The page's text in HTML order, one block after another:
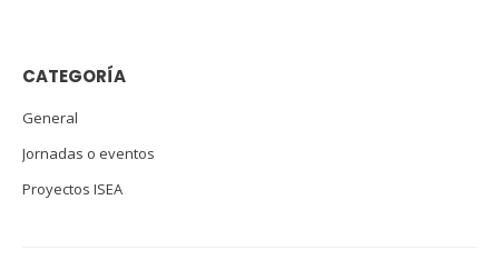
CATEGORÍA
General
Jornadas o eventos
Proyectos ISEA